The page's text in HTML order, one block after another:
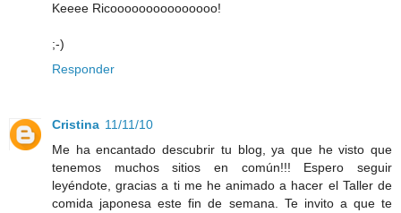
Keeee Ricooooooooooooooo!
;-)
Responder
Cristina 11/11/10
Me ha encantado descubrir tu blog, ya que he visto que
tenemos muchos sitios en común!!! Espero seguir
leyéndote, gracias a ti me he animado a hacer el Taller de
comida japonesa este fin de semana. Te invito a que te